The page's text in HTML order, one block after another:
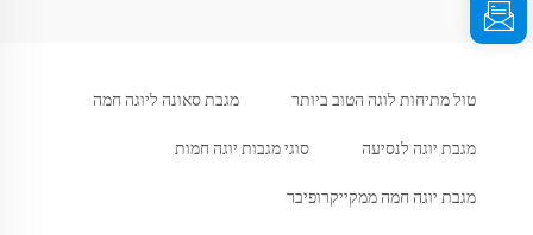
טול מתיחות לוגה הטוב ביותר מגבת סאונה ליוגה חמה
מגבת יוגה לנסיעה סוגי מגבות יוגה חמות
מגבת יוגה חמה ממקייקרופיבר